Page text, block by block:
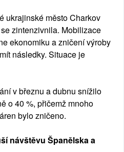
ukrajinské město Charkov
zintenzivnila. Mobilizace
ekonomiku a zničení výroby
následky. Situace je
v březnu a dubnu snížilo
o 40 %, přičemž mnoho
bylo zničeno.
návštěvu Španělska a